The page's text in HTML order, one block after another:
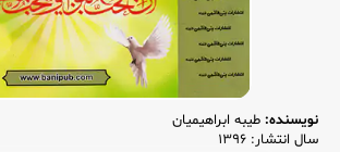
نویسنده: طیبه ابراهیمیان
سال انتشار: 1396